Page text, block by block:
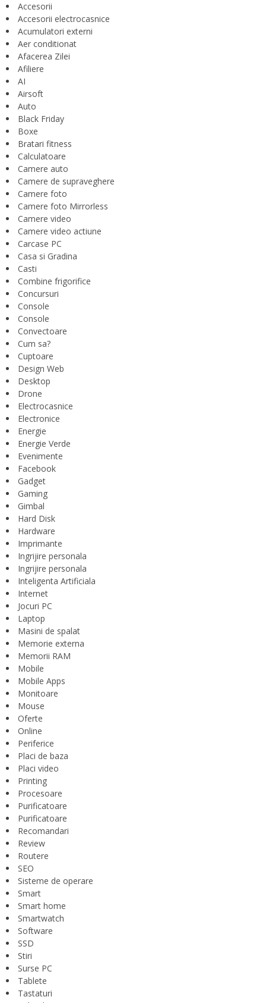
Accesorii
Accesorii electrocasnice
Acumulatori externi
Aer conditionat
Afacerea Zilei
Afiliere
AI
Airsoft
Auto
Black Friday
Boxe
Bratari fitness
Calculatoare
Camere auto
Camere de supraveghere
Camere foto
Camere foto Mirrorless
Camere video
Camere video actiune
Carcase PC
Casa si Gradina
Casti
Combine frigorifice
Concursuri
Console
Console
Convectoare
Cum sa?
Cuptoare
Design Web
Desktop
Drone
Electrocasnice
Electronice
Energie
Energie Verde
Evenimente
Facebook
Gadget
Gaming
Gimbal
Hard Disk
Hardware
Imprimante
Ingrijire personala
Ingrijire personala
Inteligenta Artificiala
Internet
Jocuri PC
Laptop
Masini de spalat
Memorie externa
Memorii RAM
Mobile
Mobile Apps
Monitoare
Mouse
Oferte
Online
Periferice
Placi de baza
Placi video
Printing
Procesoare
Purificatoare
Purificatoare
Recomandari
Review
Routere
SEO
Sisteme de operare
Smart
Smart home
Smartwatch
Software
SSD
Stiri
Surse PC
Tablete
Tastaturi